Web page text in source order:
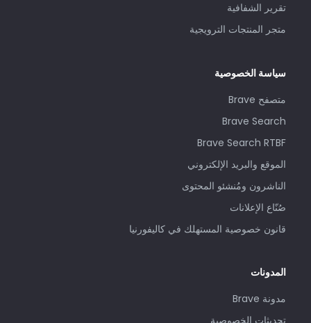
تقرير الشفافية
متجر المنتجات الترويجية
سياسة الخصوصية
متصفح Brave
Brave Search
Brave Search RTBF
الموقع والبريد الإلكتروني
الناشرون ومُنشئو المحتوى
صُنّاع الإعلانات
قانون خصوصية المستهلك في كاليفورنيا
المدونات
مدونة Brave
تحديثات الخصوصية